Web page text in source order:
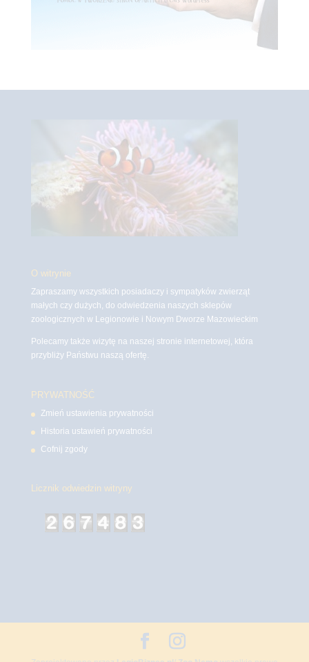
O witrynie
Zapraszamy wszystkich posiadaczy i sympatyków zwierząt
małych czy dużych, do odwiedzenia naszych sklepów
zoologicznych w Legionowie i Nowym Dworze Mazowieckim
Polecamy także wizytę na naszej stronie internetowej, która
przybliży Państwu naszą ofertę.
PRYWATNOŚĆ
Zmień ustawienia prywatności
Historia ustawień prywatności
Cofnij zgody
Licznik odwiedzin witryny